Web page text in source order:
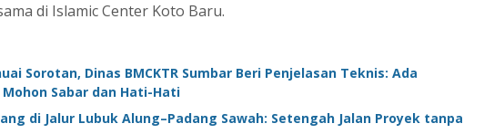
di Islamic Center Koto Baru.
Sorotan, Dinas BMCKTR Sumbar Beri Penjelasan Teknis: Ada
Sabar dan Hati-Hati
di Jalur Lubuk Alung–Padang Sawah: Setengah Jalan Proyek tanpa